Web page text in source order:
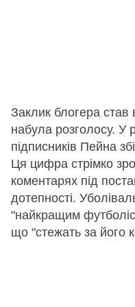
Заклик блогера став
набула розголосу. У
підписників Пейна
Ця цифра стрімко
коментарях під
дотепності.
"найкращим
що "стежать за його